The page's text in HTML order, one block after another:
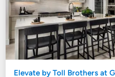
Elevate by Toll Brothers at